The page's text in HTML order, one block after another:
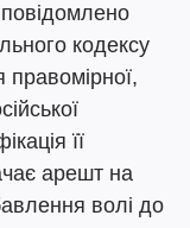
кодексу
її
арешт на
волі до